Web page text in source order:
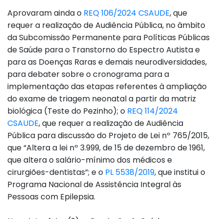
Aprovaram ainda o REQ 106/2024 CSAUDE, que
requer a realização de Audiência Pública, no âmbito
da Subcomissão Permanente para Políticas Públicas
de Saúde para o Transtorno do Espectro Autista e
para as Doenças Raras e demais neurodiversidades,
para debater sobre o cronograma para a
implementação das etapas referentes à ampliação
do exame de triagem neonatal a partir da matriz
biológica (Teste do Pezinho); o REQ 114/2024
CSAUDE, que requer a realização de Audiência
Pública para discussão do Projeto de Lei nº 765/2015,
que “Altera a lei nº 3.999, de 15 de dezembro de 1961,
que altera o salário-mínimo dos médicos e
cirurgiões-dentistas”; e o PL 5538/2019, que institui o
Programa Nacional de Assistência Integral às
Pessoas com Epilepsia.